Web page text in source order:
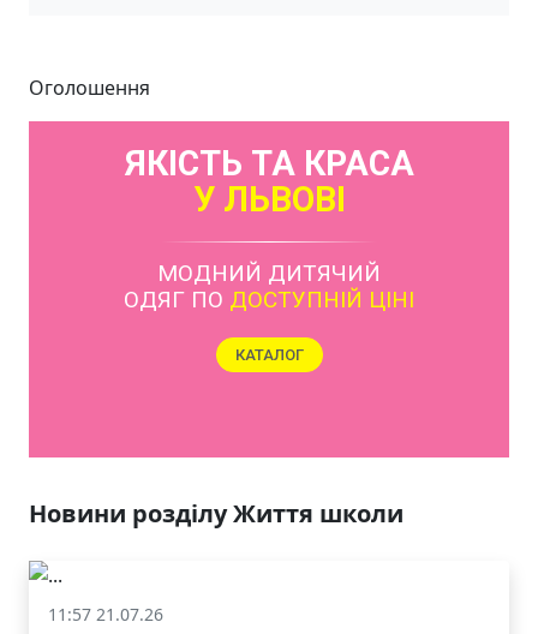
Оголошення
У ЛЬВОВІ
Новини розділу Життя школи
11:57 21.07.26